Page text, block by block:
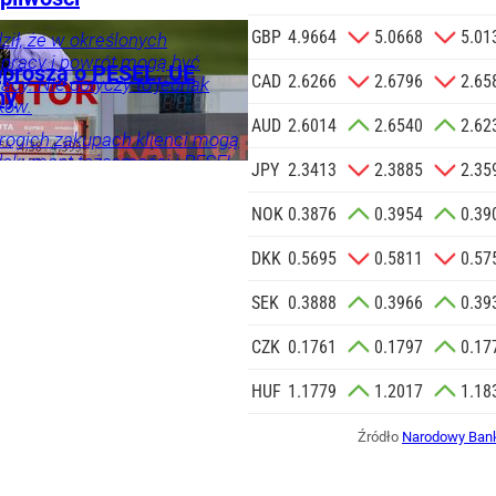
w imieniu
zlecenie jej
SIĘ
Tylkoże w określonych
i powrót mogą być
Nie dotyczy to jednak
o PESEL. UE
zakupach klienci mogą
tożsamości i PESEL.
GBP 4.9664 5.0668
CAD 2.6266 2.6796
AUD 2.6014 2.6540
JPY 2.3413 2.3885
NOK 0.3876 0.3954
DKK 0.5695 0.5811
SEK 0.3888 0.3966
CZK 0.1761 0.1797
HUF 1.1779 1.2017
Źródło Narodowy